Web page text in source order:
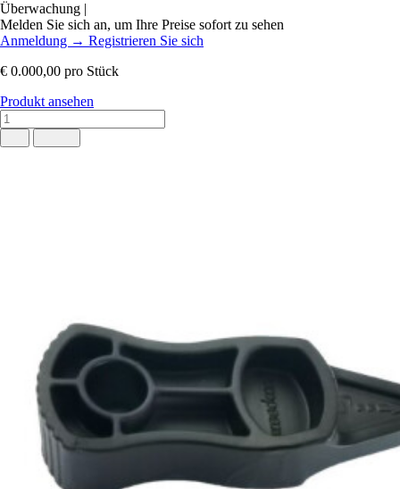
Überwachung
Melden Sie sich an, um Ihre Preise sofort zu sehen
Anmeldung → Registrieren Sie sich
€ 0.000,00 pro Stück
Produkt ansehen